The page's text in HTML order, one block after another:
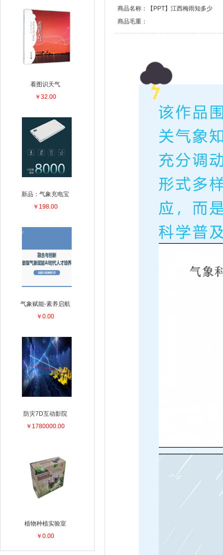
看图识天气
￥32.00
新品：气象充电宝
￥198.00
气象赋能-素养启航
￥0.00
防灾7D互动影院
￥1780000.00
植物种植实验室
￥0.00
商品名称：【PPT】江西梅雨知多少
商品毛重：